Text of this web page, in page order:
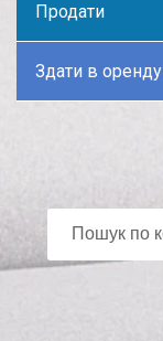
Продати
Здати в оренду